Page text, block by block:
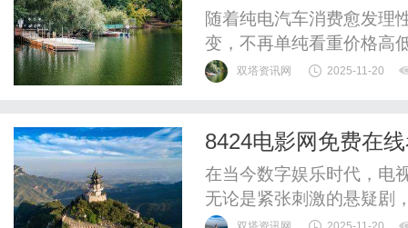
能、泊车全精通
随着纯电汽车消费愈发理
变，不再单纯看重价格高
程中的各类难题。全新
款“省心又实用”的优质车
双塔资讯网 2025-11-20
8424电影网免费在
影需求
在当今数字娱乐时代，电
无论是紧张刺激的悬疑剧
够带给观众无尽的乐趣和